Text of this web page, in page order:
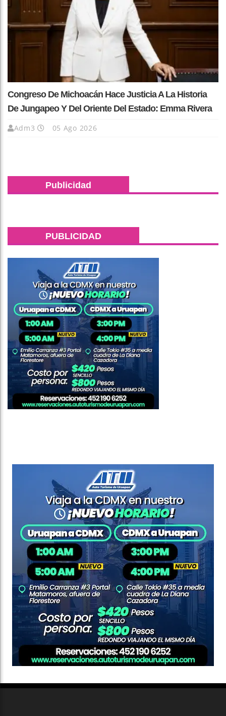
Congreso De Michoacán Hace Justicia A La Historia
De Jungapeo Y Del Oriente Del Estado: Emma Rivera
Adm3 05 Ago 2026
Publicidad
PUBLICIDAD